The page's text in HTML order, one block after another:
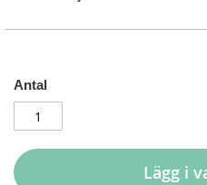
Antal
Lägg i